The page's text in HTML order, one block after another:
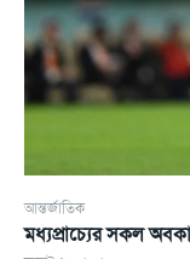
আন্তর্জাতিক
মধ্যপ্রাচ্যের সকল